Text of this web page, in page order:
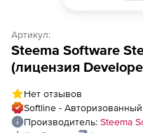
Артикул:
Steema Software
(лицензия
Версия с исходным
для версии для
Нет отзывов
Softline -
Производитель: Steema